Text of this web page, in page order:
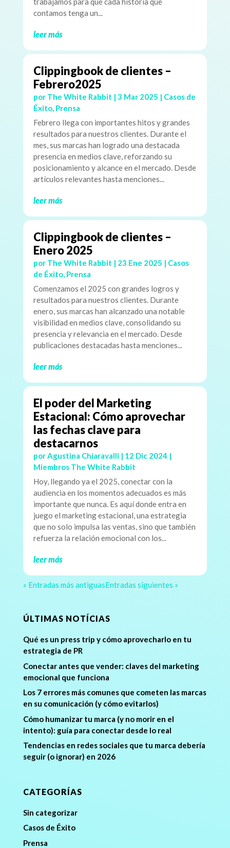
contamos tenga un...
leer más
Clippingbook de clientes –
Febrero2025
por The White Rabbit | 3 Mar 2025 | Casos de
Éxito, Prensa
Febrero llega con importantes hitos y grandes
resultados para nuestros clientes. Durante el
mes, sus marcas han logrado una destacada
presencia en medios clave, reforzando su
posicionamiento y alcance en el mercado. Desde
artículos relevantes hasta menciones...
leer más
Clippingbook de clientes –
Enero 2025
por The White Rabbit | 23 Ene 2025 | Casos
de Éxito, Prensa
Comenzamos el 2025 con grandes logros y
resultados para nuestros clientes. Durante
enero, sus marcas han alcanzado una notable
visibilidad en medios clave, consolidando su
presencia y relevancia en el mercado. Desde
publicaciones destacadas hasta menciones...
leer más
El poder del Marketing
Estacional: Cómo aprovechar
las fechas clave para
destacarnos
porAgustina Chiaravalli| 12 Dic 2024 |
Miembros The White Rabbit
Hoy, llegando ya el 2025, conectar con la
audiencia en los momentos adecuados es más
importante que nunca. Es aquí donde entra en
juego el marketing estacional, una estrategia
que no solo impulsa las ventas, sino que también
refuerza la relación emocional con los...
leer más
« Entradas más antiguasEntradas siguientes »
ÚLTIMAS NOTÍCIAS
Qué es un press trip y cómo aprovecharlo en tu
estrategia de PR
Conectar antes que vender: claves del marketing
emocional que funciona
Los 7 errores más comunes que cometen las marcas
en su comunicación (y cómo evitarlos)
Cómo humanizar tu marca (y no morir en el
intento): guía para conectar desde lo real
Tendencias en redes sociales que tu marca debería
seguir (o ignorar) en 2026
CATEGORÍAS
Sin categorizar
Casos de Éxito
Prensa